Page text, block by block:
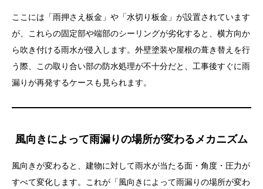
ここには「雨押さえ板金」や「水切り板金」が設置されています
が、これらの固定部や端部のシーリングが劣化すると、横方向か
ら吹き付ける雨水が侵入します。外壁塗装や屋根の葺き替えを行
う際、この取り合い部の防水処理が不十分だと、工事後すぐに雨
漏りが再発するケースも見られます。
風向きによって雨漏りの場所が変わるメカニズム
風向きが変わると、建物に対して雨水が当たる面・角度・圧力が
すべて変化します。これが「風向きによって雨漏りの場所が変わ